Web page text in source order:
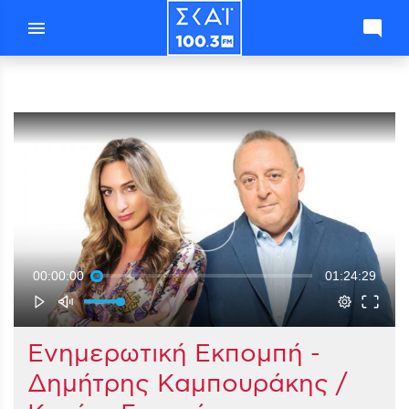
menu mode_comment
00:00:00 01:24:29
Ενημερωτική Εκπομπή -
Δημήτρης Καμπουράκης /